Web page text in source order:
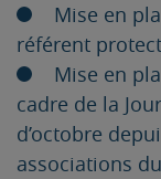
Mise en
référent
Mise en
cadre de la
d’octobre
associations